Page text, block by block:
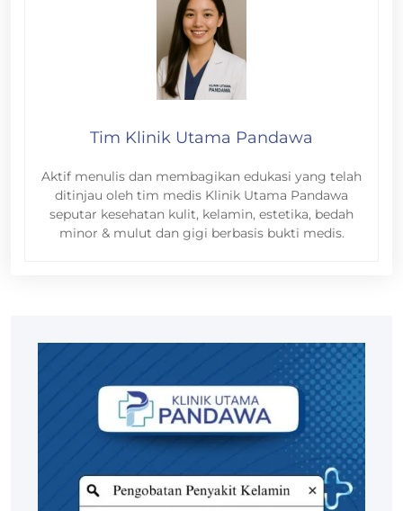
Tim Klinik Utama Pandawa
Aktif menulis dan membagikan edukasi yang telah
ditinjau oleh tim medis Klinik Utama Pandawa
seputar kesehatan kulit, kelamin, estetika, bedah
minor & mulut dan gigi berbasis bukti medis.